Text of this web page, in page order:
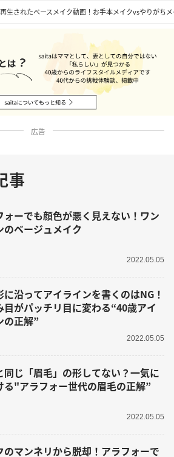
生されたベースメイク動画！お手本メイクvsやりがち
広告
事
ォーでも顔色が悪く見えない！ワン
のベージュメイク
2022.05.05
に沿ってアイラインを書くのはNG！
目がパッチリ目に変わる“40歳アイ
の正解”
2022.05.05
同じ「眉毛」の形してない？一気に
る"アラフォー世代の眉毛の正解”
2022.05.05
のマンネリから脱却！アラフォーで